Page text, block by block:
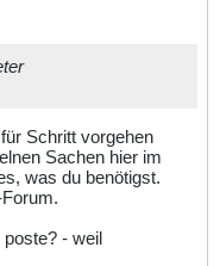
Schritt vorgehen
Sachen hier im
was du benötigst.
- weil